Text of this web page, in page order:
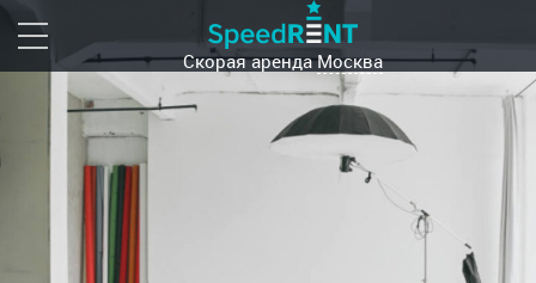
Скорая арендаМосква